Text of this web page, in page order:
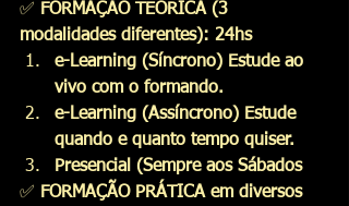
✅ FORMAÇÃO TEÓRICA (3
modalidades diferentes): 24hs
e-Learning (Síncrono) Estude ao
vivo com o formando.
e-Learning (Assíncrono) Estude
quando e quanto tempo quiser.
Presencial (Sempre aos Sábados
✅ FORMAÇÃO PRÁTICA em diversos